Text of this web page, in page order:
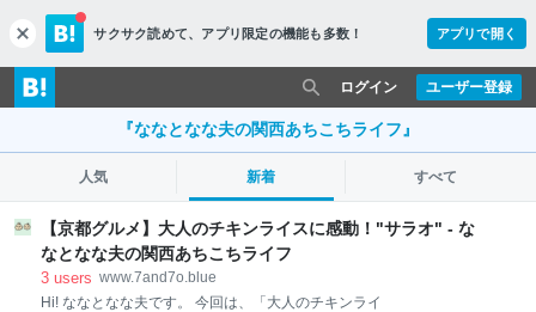
c
l
o
s
サクサク読めて、 アプリ限定の機能も多数！ アプリで開く
ユーザー登録
ログイン
『ななとなな夫の関西あちこちライフ』
人気 新着 すべて
【京都グルメ】大人のチキンライスに感動！"サラオ" - な
なとなな夫の関西あちこちライフ
3 users www.7and7o.blue
Hi! ななとなな夫です。 今回は、「大人のチキンライ